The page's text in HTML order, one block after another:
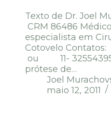
Texto de Dr. Joel
CRM 86486
especialista em
Cotovelo
ou 11- 32554395
prótese de…
Joel
maio 12, 2011